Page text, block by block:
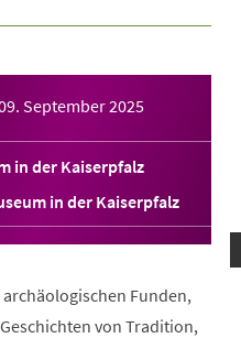
September 2025
in der Kaiserpfalz
in der Kaiserpfalz
Funden,
von Tradition,